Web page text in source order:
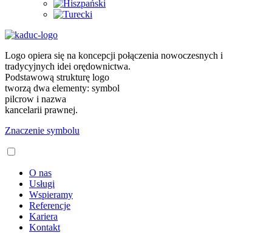
Logo opiera się na koncepcji połączenia nowoczesnych i
tradycyjnych idei orędownictwa.
Podstawową strukturę logo
tworzą dwa elementy: symbol
pilcrow i nazwa
kancelarii prawnej.
Znaczenie symbolu
O nas
Usługi
Wspieramy
Referencje
Kariera
Kontakt